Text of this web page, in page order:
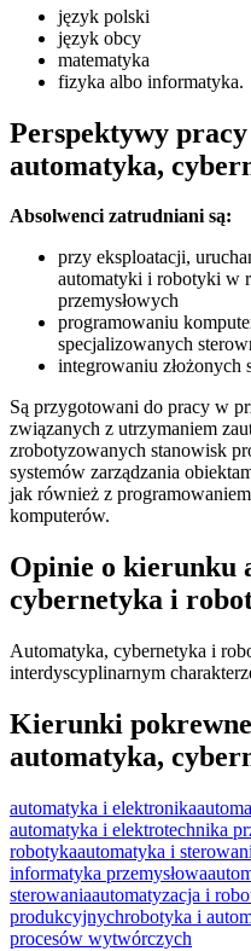
język polski
język obcy
matematyka
fizyka albo informatyka.
Perspektywy
automatyka,
Absolwenci zatrudniani są:
przy eksploatacji,
automatyki i robotyki w
przemysłowych
programowaniu
specjalizowanych
integrowaniu złożonych
Są przygotowani do pracy w
związanych z utrzymaniem
zrobotyzowanych stanowisk
systemów zarządzania
jak również z
komputerów.
Opinie o kierunku
cybernetyka i
Automatyka, cybernetyka i
interdyscyplinarnym
Kierunki
automatyka,
automatyka i elektronika
automatyka i elektrotechnika
robotykaautomatyka i
informatyka przemysłowa
sterowaniaautomatyzacja i
produkcyjnychrobotyka i
procesów wytwórczych